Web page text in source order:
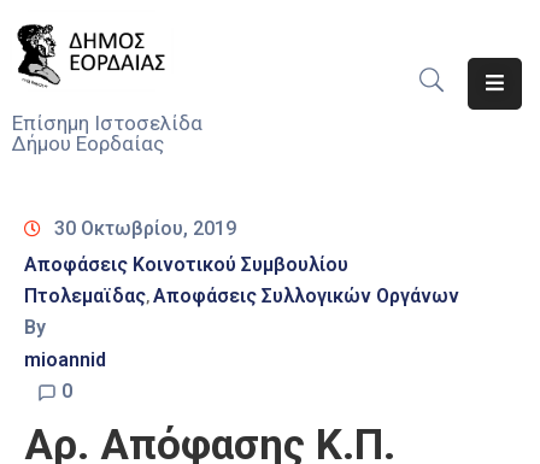
Επίσημη Ιστοσελίδα
Δήμου Εορδαίας
Νέα
Υπηρεσίες
Του
Δήμου
30 Οκτωβρίου, 2019
Αποφάσεις Κοινοτικού Συμβουλίου
Πτολεμαϊδας‚Αποφάσεις Συλλογικών Οργάνων
By
mioannid
0
Αρ. Απόφασης Κ.Π.